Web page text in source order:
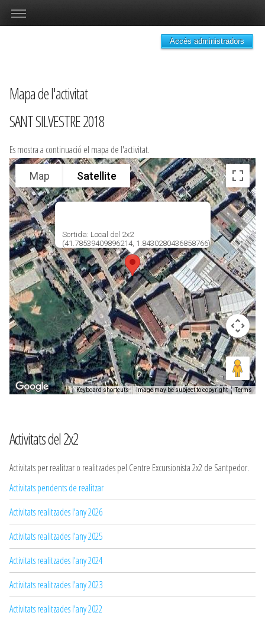
Accés administradors
Mapa de l'activitat
SANT SILVESTRE 2018
Es mostra a continuació el mapa de l'activitat.
Sortida: Local del 2x2
(41.78539409896214, 1.8430280436858766)
Map Satellite
Keyboard shortcuts Image may be subject to copyright Terms
Activitats del 2x2
Activitats per realitzar o realitzades pel Centre Excursionista 2x2 de Santpedor.
Activitats pendents de realitzar
Activitats realitzades l'any 2026
Activitats realitzades l'any 2025
Activitats realitzades l'any 2024
Activitats realitzades l'any 2023
Activitats realitzades l'any 2022